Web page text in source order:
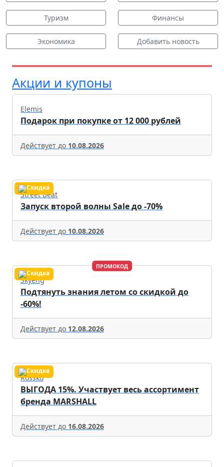
Туризм Финансы
Экономика Добавить новость
Акции и купоны
Elemis
Подарок при покупке от 12 000 рублей
Действует до 10.08.2026
Street Beat
Запуск второй волны Sale до -70%
Действует до 10.08.2026
ПРОМОКОД
Skyeng
Подтянуть знания летом со скидкой до
-60%!
Действует до 12.08.2026
Rossko
ВЫГОДА 15%. Участвует весь ассортимент
бренда MARSHALL
Действует до 16.08.2026